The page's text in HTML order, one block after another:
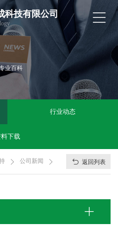
科技有限公司
业百科
行业动态
料下载
公司新闻 返回列表